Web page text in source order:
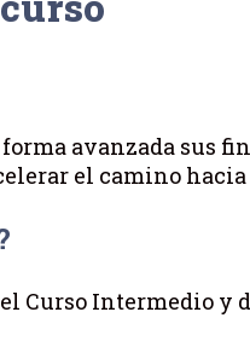
avanzada sus
el camino
Curso Intermedio y